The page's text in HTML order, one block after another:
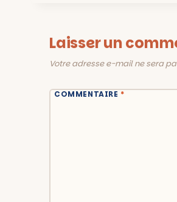
Laisser un
Votre adresse e-mail ne sera
COMMENTAIRE *